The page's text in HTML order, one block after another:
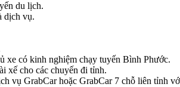
du lịch.
dịch vụ.
xe có kinh nghiệm chạy tuyến Bình Phước.
xế cho các chuyến đi tỉnh.
vụ GrabCar hoặc GrabCar 7 chỗ liên tỉnh